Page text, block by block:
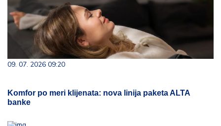
09. 07. 2026 09:20
Komfor po meri klijenata: nova linija paketa ALTA
banke